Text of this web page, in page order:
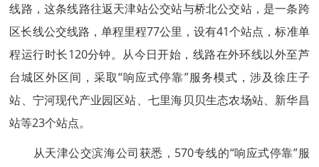
线路，这条线路往返天津站公交站与桥北公交站，是一条跨
区长线公交线路，单程里程77公里，设有41个站点，标准单
程运行时长120分钟。从今日开始，线路在外环线以外至芦
台城区外区间，采取“响应式停靠”服务模式，涉及徐庄子
站、宁河现代产业园区站、七里海贝贝生态农场站、新华昌
站等23个站点。
从天津公交滨海公司获悉，570专线的“响应式停靠”服